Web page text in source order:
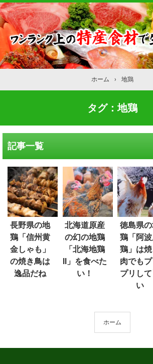
ホーム › 地鶏
タグ：地鶏
記事一覧
長野県の地
鶏「信州黄
金しゃも」
の焼き鳥は
逸品だね
北海道原産
の幻の地鶏
「北海地鶏
Ⅱ」を食べた
い！
徳島県
鶏「阿
鶏」は焼
肉でもプ
プリし
い
ホーム